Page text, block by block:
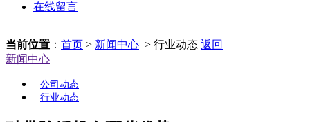
在线留言
当前位置 ： 首页 > 新闻中心 > 行业动态 返回
新闻中心
公司动态
行业动态